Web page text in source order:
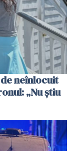
neînlocuit
„Nu știu